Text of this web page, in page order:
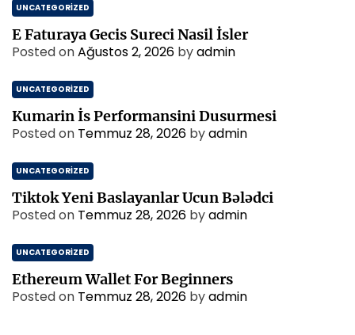
UNCATEGORIZED
E Faturaya Gecis Sureci Nasil İsler
Posted onAğustos 2, 2026 byadmin
UNCATEGORIZED
Kumarin İs Performansini Dusurmesi
Posted on Temmuz 28, 2026 byadmin
UNCATEGORIZED
Tiktok Yeni Baslayanlar Ucun Bələdci
Posted on Temmuz 28, 2026 byadmin
UNCATEGORIZED
Ethereum Wallet For Beginners
Posted on Temmuz 28, 2026 byadmin